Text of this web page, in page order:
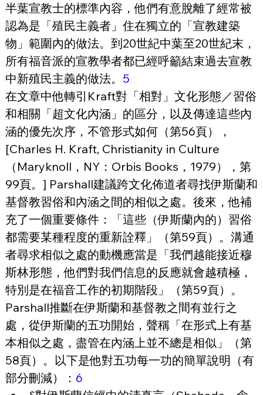
半葉宣教士的標準內容，他們有意脫離了經常被
認為是「殖民主義者」住在獨立的「宣教建築
物」範圍內的做法。到20世紀中葉至20世紀末，
所有福音派的宣教學者都已經呼籲結束過去宣教
中新殖民主義的做法。 5
在文章中他轉引Kraft對「相對」文化形態／習俗
和相關「超文化內涵」的區分，以及傳達這些內
涵的優先次序，不管形式如何（第56頁），
[Charles H. Kraft, Christianity in Culture
（Maryknoll，NY：Orbis Books，1979），第
99頁。] Parshall建議跨文化佈道者尋找伊斯蘭和
基督教習俗和內涵之間的相似之處。後來，他補
充了一個重要條件：「這些（伊斯蘭內的）習俗
都需要某種程度的重新詮釋」（第59頁）。溝通
者尋求相似之處的動機應當是「我們越能接近穆
斯林形態，他們對我們信息的反應就會越積極，
特別是在福音工作的初期階段」（第59頁）。
Parshall推斷在伊斯蘭和基督教之間有並行之
處，從伊斯蘭的五功開始，聲稱「在形式上有基
本相似之處，盡管在內涵上並不總是相似」（第
58頁）。以下是他對五功每一功的簡單說明（有
部分刪減）： 6